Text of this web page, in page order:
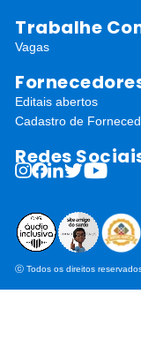
Trabalhe
Vagas
Editais abertos
Cadastro de
Redes
ⓒ Todos os direitos